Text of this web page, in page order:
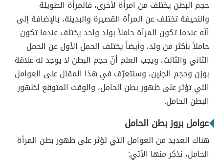
حجم البطن يختلف من امرأة لأخرى، فالمرأة الطويلة
والنحيفة تختلف عن المرأة القصيرة والبدينة، بالإضافة إلى
أنّه عندما تكون المرأة حاملاً بولد واحد يختلف عندما تكون
حاملاً بأكثر من ولد، وأيضاً يختلف الحمل الأول عن الحمل
الثاني والثالث، ويجب العلم أنّ حجم البطن لا يوجد له علاقة
بوزن وحجم الجنين، وسنتعرّف في هذا المقال على العوامل
التي تؤثر على ظهور بطن الحامل، والوقت المتوقع لظهور
البطن الحامل.
عوامل بروز بطن الحامل
هناك العديد من العوامل التي تؤثر على ظهور بطن المرأة
الحامل، نذكر منها الآتي: